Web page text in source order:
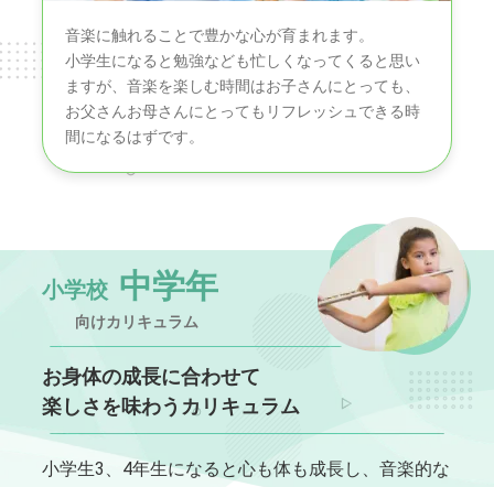
音楽に触れることで豊かな心が育まれます。
小学生になると勉強なども忙しくなってくると思い
ますが、音楽を楽しむ時間はお子さんにとっても、
お父さんお母さんにとってもリフレッシュできる時
間になるはずです。
小学校 中学年
向けカリキュラム
お身体の成長に合わせて
楽しさを味わうカリキュラム
小学生3、4年生になると心も体も成長し、音楽的な